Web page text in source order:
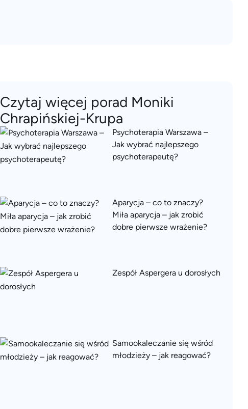
Czytaj więcej porad Moniki
Chrapińskiej-Krupa
Psychoterapia Warszawa –
Jak wybrać najlepszego
psychoterapeutę?
Aparycja – co to znaczy?
Miła aparycja – jak zrobić
dobre pierwsze wrażenie?
Zespół Aspergera u dorosłych
Samookaleczanie się wśród
młodzieży – jak reagować?